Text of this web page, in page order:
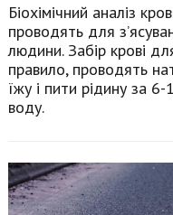
Біохімічний аналіз
проводять для
людини. Забір крові
правило, проводять
їжу і пити рідину за
воду.